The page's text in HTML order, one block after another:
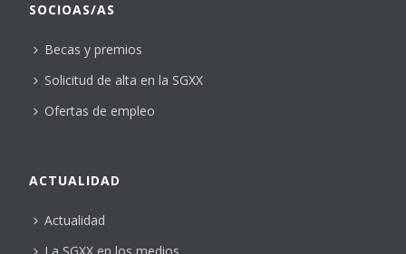
SOCIOAS/AS
Becas y premios
Solicitud de alta en la SGXX
Ofertas de empleo
ACTUALIDAD
Actualidad